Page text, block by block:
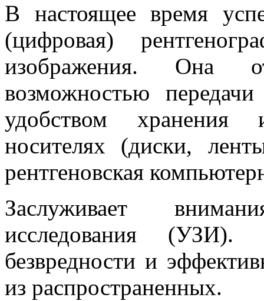
В настоящее время
(цифровая)
изображения. Она
возможностью
удобством хранения
носителях (диски,
рентгеновская
Заслуживает
исследования
безвредности и
из распространенных.